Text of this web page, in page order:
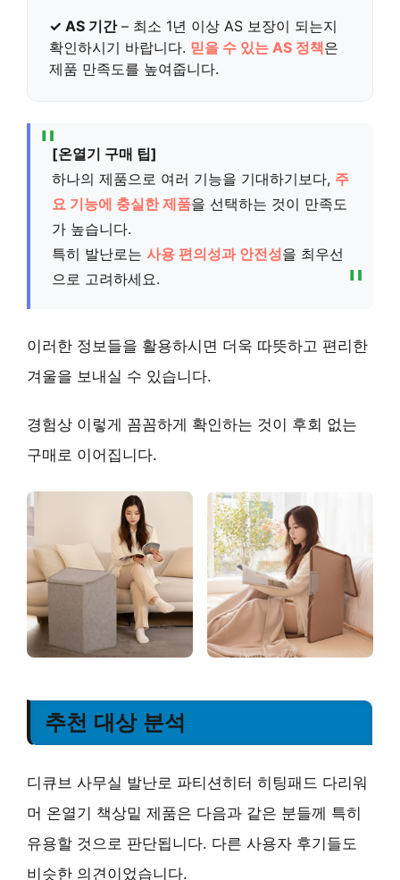
✓ AS 기간– 최소 1년 이상 AS 보장이 되는지
확인하시기 바랍니다. 믿을 수 있는 AS 정책은
제품 만족도를 높여줍니다.
[온열기 구매 팁]
하나의 제품으로 여러 기능을 기대하기보다, 주
요 기능에 충실한 제품을 선택하는 것이 만족도
가 높습니다.
특히 발난로는 사용 편의성과 안전성을 최우선
으로 고려하세요.
이러한 정보들을 활용하시면 더욱 따뜻하고 편리한
겨울을 보내실 수 있습니다.
경험상 이렇게 꼼꼼하게 확인하는 것이 후회 없는
구매로 이어집니다.
추천 대상 분석
디큐브 사무실 발난로 파티션히터 히팅패드 다리워
머 온열기 책상밑 제품은 다음과 같은 분들께 특히
유용할 것으로 판단됩니다. 다른 사용자 후기들도
비슷한 의견이었습니다.